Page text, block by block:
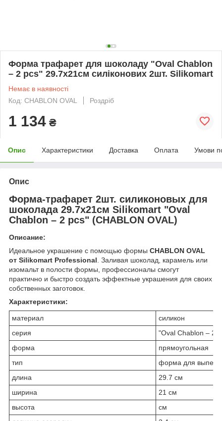
Форма трафарет для шоколаду "Oval Chablon
– 2 pcs" 29.7х21см силіконових 2шт. Silikomart
Немає в наявності
Код: CHABLON OVAL
Роздріб
1 134 ₴
Опис Характеристики Доставка Оплата Умови
Опис
Форма-трафарет 2шт. силиконовых для
шоколада 29.7х21см Silikomart "Oval
Chablon – 2 pcs" (CHABLON OVAL)
Описание:
Идеальное украшение с помощью формы CHABLON OVAL
от Silikomart Professional. Заливая шоколад, карамель или
изомальт в полости формы, профессионалы смогут
практично и быстро создать эффектные украшения для своих
собственных заготовок.
Характеристики:
материал
силикон
серия
"Oval Chablon – 2
форма
прямоугольная
тип
форма для
длина
29.7 см
ширина
21 см
высота
см